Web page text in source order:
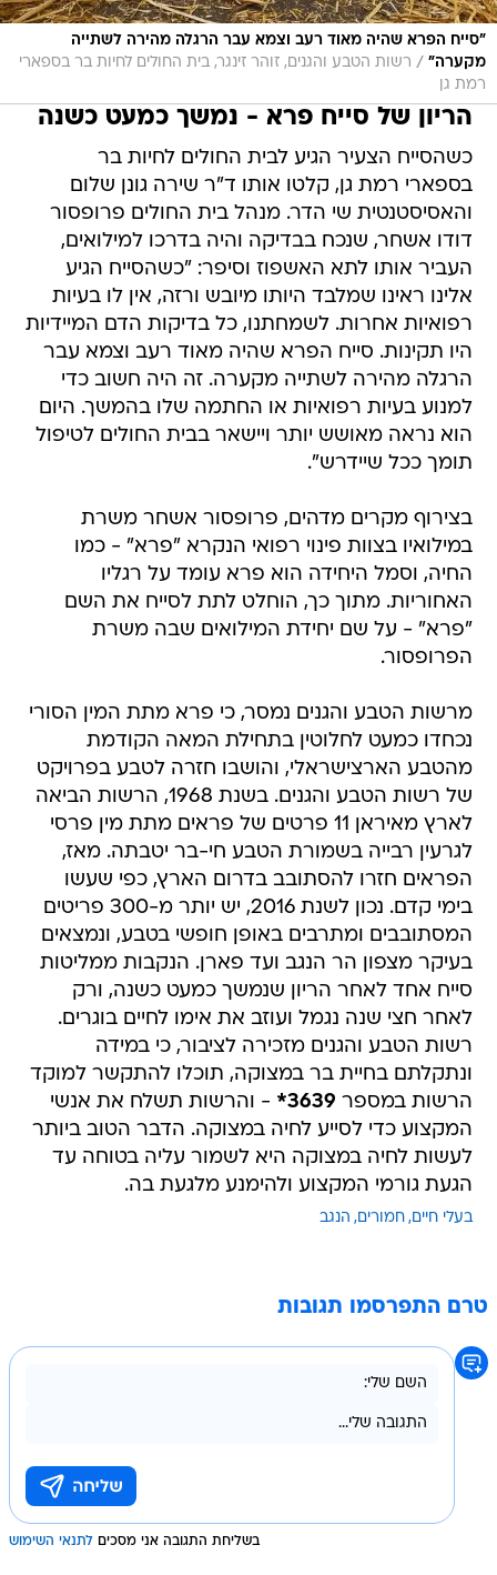
"סייח הפרא שהיה מאוד רעב וצמא עבר הרגלה מהירה לשתייה
מקערה" / רשות הטבע והגנים, זוהר זינגר, בית החולים לחיות בר בספארי
רמת גן
הריון של סייח פרא - נמשך כמעט כשנה
כשהסייח הצעיר הגיע לבית החולים לחיות בר
בספארי רמת גן, קלטו אותו ד"ר שירה גונן שלום
והאסיסטנטית שי הדר. מנהל בית החולים פרופסור
דודו אשחר, שנכח בבדיקה והיה בדרכו למילואים,
העביר אותו לתא האשפוז וסיפר: "כשהסייח הגיע
אלינו ראינו שמלבד היותו מיובש ורזה, אין לו בעיות
רפואיות אחרות. לשמחתנו, כל בדיקות הדם המיידיות
היו תקינות. סייח הפרא שהיה מאוד רעב וצמא עבר
הרגלה מהירה לשתייה מקערה. זה היה חשוב כדי
למנוע בעיות רפואיות או החתמה שלו בהמשך. היום
הוא נראה מאושש יותר ויישאר בבית החולים לטיפול
תומך ככל שיידרש".
בצירוף מקרים מדהים, פרופסור אשחר משרת
במילואיו בצוות פינוי רפואי הנקרא "פרא" - כמו
החיה, וסמל היחידה הוא פרא עומד על רגליו
האחוריות. מתוך כך, הוחלט לתת לסייח את השם
"פרא" - על שם יחידת המילואים שבה משרת
הפרופסור.
מרשות הטבע והגנים נמסר, כי פרא מתת המין הסורי
נכחדו כמעט לחלוטין בתחילת המאה הקודמת
מהטבע הארצישראלי, והושבו חזרה לטבע בפרויקט
של רשות הטבע והגנים. בשנת 1968, הרשות הביאה
לארץ מאיראן 11 פרטים של פראים מתת מין פרסי
לגרעין רבייה בשמורת הטבע חי-בר יטבתה. מאז,
הפראים חזרו להסתובב בדרום הארץ, כפי שעשו
בימי קדם. נכון לשנת 2016, יש יותר מ-300 פריטים
המסתובבים ומתרבים באופן חופשי בטבע, ונמצאים
בעיקר מצפון הר הנגב ועד פארן. הנקבות ממליטות
סייח אחד לאחר הריון שנמשך כמעט כשנה, ורק
לאחר חצי שנה נגמל ועוזב את אימו לחיים בוגרים.
רשות הטבע והגנים מזכירה לציבור, כי במידה
ונתקלתם בחיית בר במצוקה, תוכלו להתקשר למוקד
הרשות במספר 3639*
- והרשות תשלח את אנשי
המקצוע כדי לסייע לחיה במצוקה. הדבר הטוב ביותר
לעשות לחיה במצוקה היא לשמור עליה בטוחה עד
הגעת גורמי המקצוע ולהימנע מלגעת בה.
בעלי חיים חמורים הנגב
טרם התפרסמו תגובות
בשליחת התגובה אני מסכים לתנאי השימוש